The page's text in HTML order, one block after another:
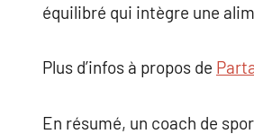
équilibré qui intègre une
Plus d’infos à propos de
En résumé, un coach de